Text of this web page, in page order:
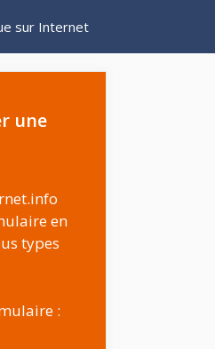
sur Internet
une
en
types
: